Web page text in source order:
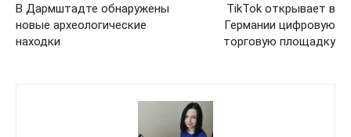
В Дармштадте обнаружены
новые археологические
находки
TikTok открывает в
Германии цифровую
торговую площадку